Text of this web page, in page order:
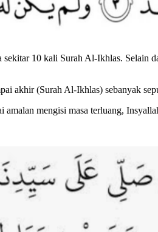
10 kali Surah Al-Ikhlas.
akhir (Surah Al-Ikhlas) sebanyak
amalan mengisi masa terluang,